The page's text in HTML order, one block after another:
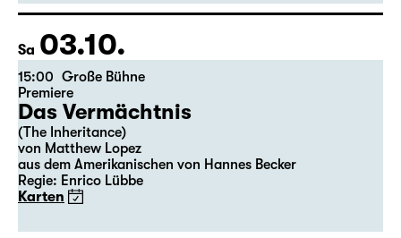
Sa 03.10.
15:00 Große Bühne
Premiere
Das Vermächtnis
(The Inheritance)
von Matthew Lopez
aus dem Amerikanischen von Hannes Becker
Regie: Enrico Lübbe
Karten